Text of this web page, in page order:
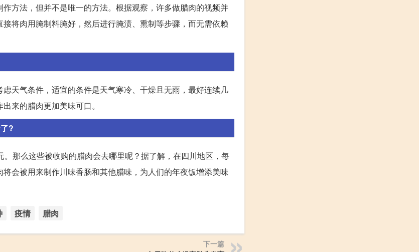
方法，但并不是唯一的方法。根据观察，许多做腊肉的视频并
将肉用腌制料腌好，然后进行腌渍、熏制等步骤，而无需依赖
天气条件，适宜的条件是天气寒冷、干燥且无雨，最好连续几
来的腊肉更加美味可口。
?
那么这些被收购的腊肉会去哪里呢？据了解，在四川地区，每
会被用来制作川味香肠和其他腊味，为人们的年夜饭增添美味
疫情 腊肉
下一篇